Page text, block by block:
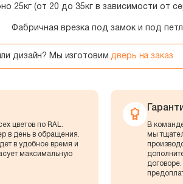
25кг (от 20 до 35кг в зависимости от
Фабричная врезка под замок и под
дизайн? Мы изготовимдверь на заказ
цветов по RAL.
в день в обращения.
в удобное время и
максимальную
В
мы